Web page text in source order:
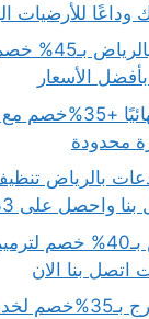
للأرضيات
شركة غسيل منازل
الأسعار
تخلص من الفئران
محدودة
بالرياض
مقاول ترميم الرياض
اتصل بنا الان
شركة جلي بلاط الخرج